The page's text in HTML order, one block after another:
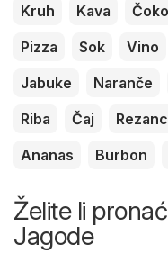
Kruh
Kava
Pizza
Sok Vino
Jabuke
Naranče
Riba
Čaj
Ananas
Burbon
Želite li
Jagode